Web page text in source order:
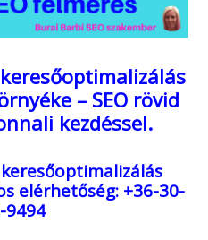
– SEO rövid
kezdéssel.
elérhetőség: +36-30-
9494